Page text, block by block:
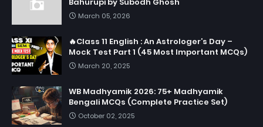
March 05, 2026
🔥Class 11 English : An Astrologer’s Day –
Mock Test Part 1 (45 Most Important MCQs)
March 20, 2025
WB Madhyamik 2026: 75+ Madhyamik
Bengali MCQs (Complete Practice Set)
October 02, 2025